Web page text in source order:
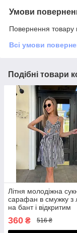
Умови
Повернення товару
Всі умови
Подібні товари
Літня молодіжна
сарафан в смужку з
на бант і відкритим
360 ₴ 516 ₴